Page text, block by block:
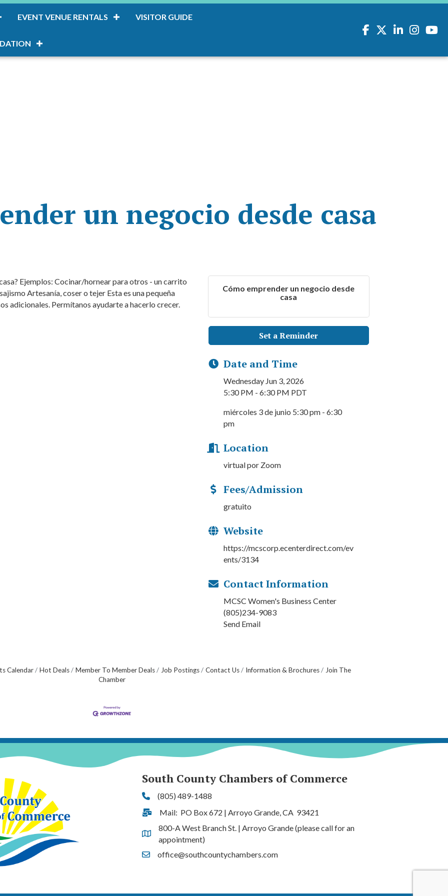
EVENT VENUE RENTALS VISITOR GUIDE
Facebook
TwitterLinkedInInstagram
un negocio desde casa
Ejemplos: Cocinar/hornear para otros - un carrito
Artesanía, coser o tejer Esta es una pequeña
adicionales. Permítanos ayudarte a hacerlo crecer.
Cómo emprender un negocio desde
casa
Set a Reminder
Date and Time
Wednesday Jun 3, 2026
5:30 PM - 6:30 PM PDT
miércoles 3 de junio 5:30 pm - 6:30
pm
Location
virtual por Zoom
Fees/Admission
gratuito
Website
https://mcscorp.ecenterdirect.com/ev
ents/3134
Contact Information
MCSC Women's Business Center
(805)234-9083
Send Email
Calendar Hot Deals Member To Member Deals Job Postings Contact Us Information & Brochures
Join The
Chamber
South County Chambers of Commerce
Phone(805) 489-1488
Address & Map
Mail: PO Box 672 | Arroyo Grande, CA 93421
Address & Map
800-A West Branch St. | Arroyo Grande (please call for an
appointment)
Contact Us
office@southcountychambers.com